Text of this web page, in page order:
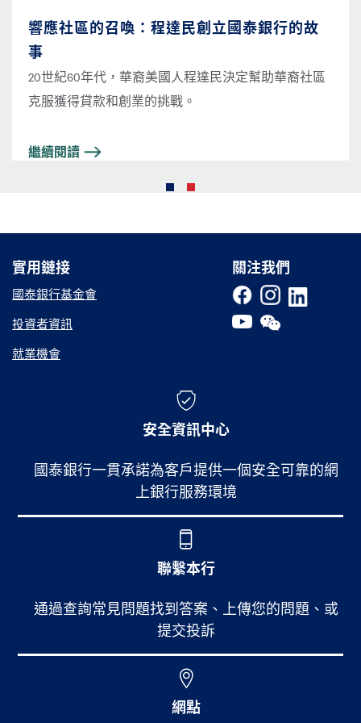
響應社區的召喚：程達民創立國泰銀行的故
事
20世紀60年代，華裔美國人程達民決定幫助華裔社區
克服獲得貸款和創業的挑戰。
繼續閱讀
關注我們
實用鏈接
實用鏈接
國泰銀行基金會
投資者資訊
就業機會
安全資訊中心
國泰銀行一貫承諾為客戶提供一個安全可靠的網
上銀行服務環境
聯繫本行
通過查詢常見問題找到答案、上傳您的問題、或
提交投訴
網點